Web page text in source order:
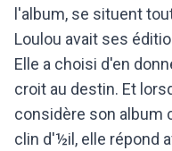
l'album, se situent
Loulou avait ses
Elle a choisi d'en
croit au destin. Et
considère son album
clin d'½il, elle répond